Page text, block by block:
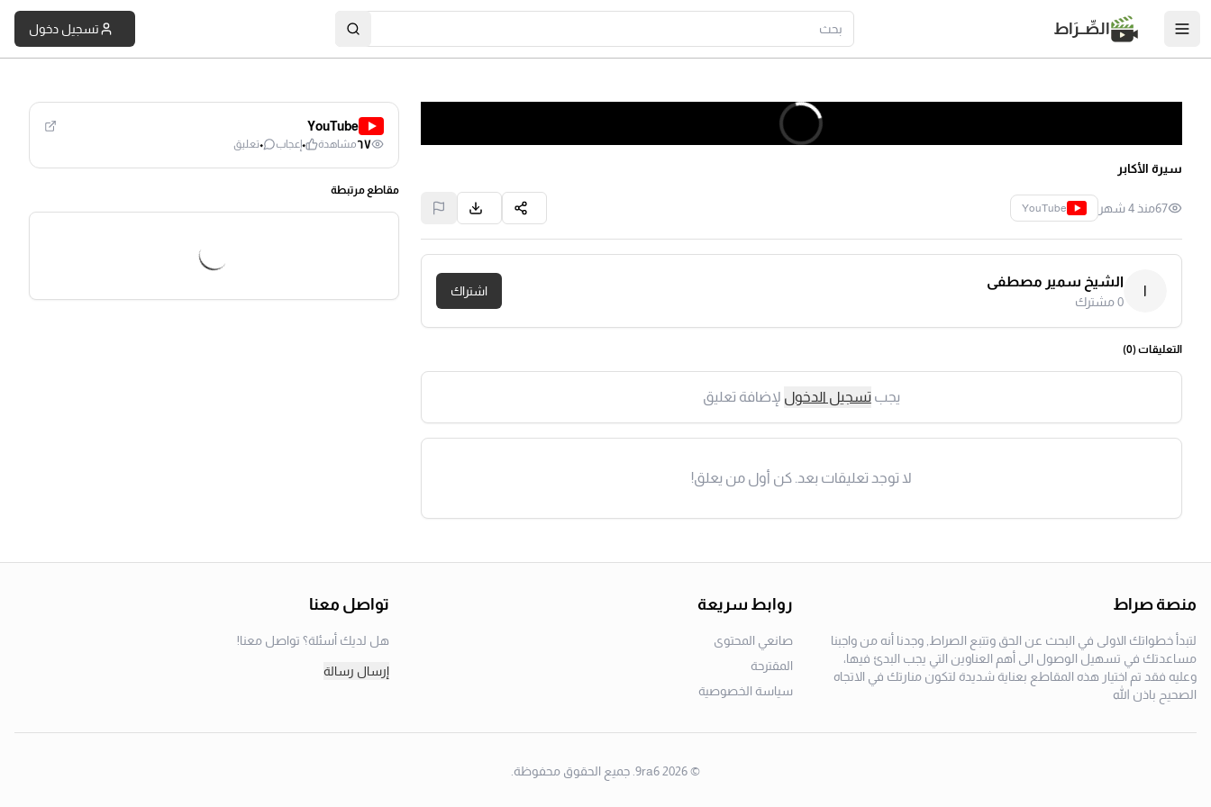
الصِّــرَاط تسجيل دخول
سيرة الأكابر
67منذ 4 شهر YouTube
ا
الشيخ سمير مصطفى
0مشترك
اشتراك
التعليقات (0
)
يجبتسجيل الدخول لإضافة تعليق
لا توجد تعليقات بعد. كن أول من يعلق!
YouTube
٦٧مشاهدة ٠إعجاب ٠تعليق
مقاطع مرتبطة
منصة صراط
لتبدأ خطواتك الاولى في البحث عن الحق وتتبع الصراط, وجدنا أنه من واجبنا
مساعدتك في تسهيل الوصول الى أهم العناوين التي يجب البدئ فيها،
وعليه فقد تم اختيار هذه المقاطع بعناية شديدة لتكون منارتك في الاتجاه
الصحيح باذن الله
روابط سريعة
صانعي المحتوى
المقترحة
سياسة الخصوصية
تواصل معنا
هل لديك أسئلة؟ تواصل معنا!
إرسال رسالة
©
2026